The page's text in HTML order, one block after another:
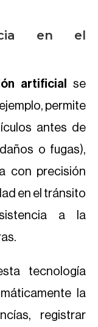
en el
artificial
se
permite
antes de
o fugas),
con precisión
en el tránsito
a la
tecnología
la
registrar